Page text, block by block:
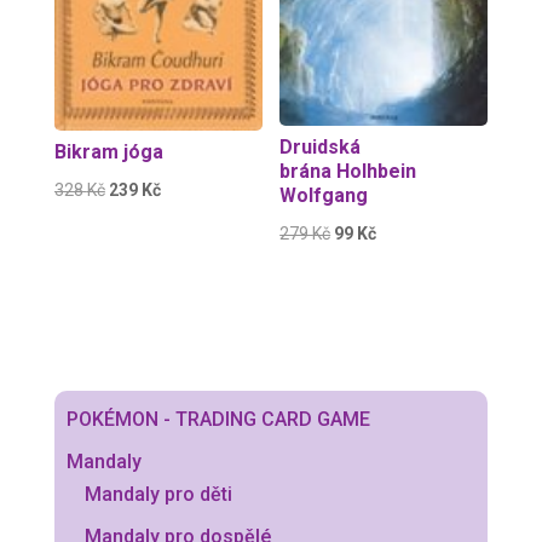
Bikram jóga
328Kč Původní
239 KčAktuální
Druidská
brána Holhbein
Wolfgang
279Kč Původní
99 KčAktuální
POKÉMON - TRADING CARD GAME
Mandaly
Mandaly pro děti
Mandaly pro dospělé